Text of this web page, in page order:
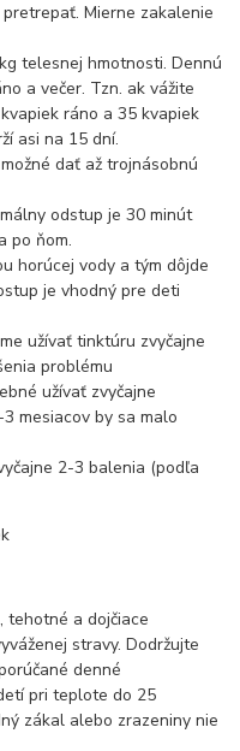
Mierne zakalenie
telesnej hmotnosti. Dennú
a večer. Tzn. ak vážite
ráno a 35 kvapiek
asi na 15 dní.
dať až trojnásobnú
odstup je 30 minút
po ňom.
horúcej vody a tým dôjde
je vhodný pre deti
užívať tinktúru zvyčajne
problému
užívať zvyčajne
mesiacov by sa malo
2-3 balenia (podľa
tehotné a dojčiace
stravy. Dodržujte
denné
pri teplote do 25
zákal alebo zrazeniny nie